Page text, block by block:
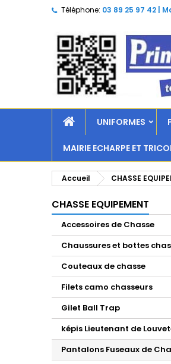
Téléphone: 03 89 25 97 42 |
UNIFORMES
MAIRIE ECHARPE ET
Accueil CHASSE
CHASSE EQUIPEMENT
Accessoires de Chasse
Chaussures et bottes
Couteaux de chasse
Filets camo chasseurs
Gilet Ball Trap
képis Lieutenant de
Pantalons Fuseaux de